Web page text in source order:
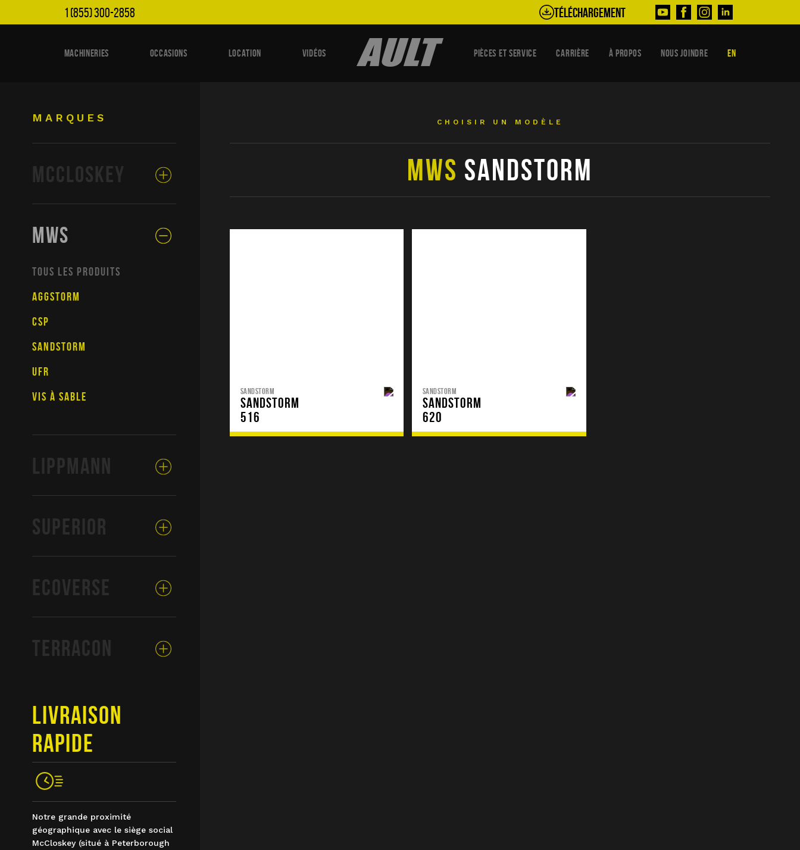
1 (855) 300-2858 Téléchargement
MACHINERIES OCCASIONS LOCATION VIDÉOS PIÈCES ET SERVICE CARRIÈRE À PROPOS NOUS JOINDRE EN
MARQUES
MCCLOSKEY
MWS
TOUS LES PRODUITS
AGGSTORM
CSP
SANDSTORM
UFR
VIS À SABLE
LIPPMANN
SUPERIOR
ECOVERSE
TERRACON
LIVRAISON
RAPIDE
Notre grande proximité
géographique avec le siège social
McCloskey (situé à Peterborough
CHOISIR UN MODÈLE
MWS SANDSTORM
SANDSTORM
SANDSTORM
516
SANDSTORM
SANDSTORM
620